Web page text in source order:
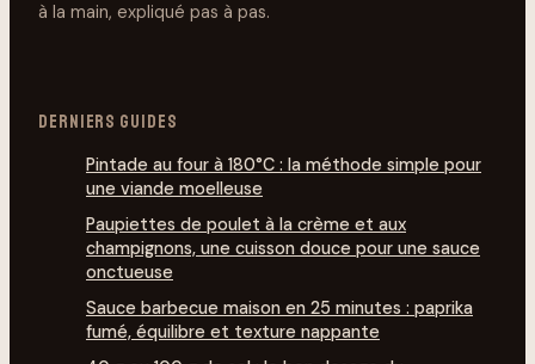
à la main, expliqué pas à pas.
DERNIERS GUIDES
Pintade au four à 180°C : la méthode simple pour
une viande moelleuse
Paupiettes de poulet à la crème et aux
champignons, une cuisson douce pour une sauce
onctueuse
Sauce barbecue maison en 25 minutes : paprika
fumé, équilibre et texture nappante